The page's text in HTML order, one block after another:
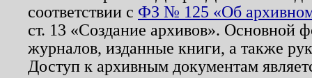
соответствии с ФЗ № 125 «Об
ст. 13 «Создание архивов». Основной
журналов, изданные книги, а также
Доступ к архивным документам